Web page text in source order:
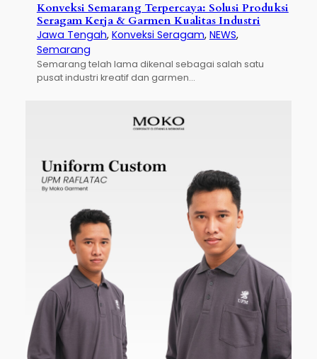
Konveksi Semarang Terpercaya: Solusi Produksi
Seragam Kerja & Garmen Kualitas Industri
Jawa Tengah, Konveksi Seragam, NEWS,
Semarang
Semarang telah lama dikenal sebagai salah satu
pusat industri kreatif dan garmen…